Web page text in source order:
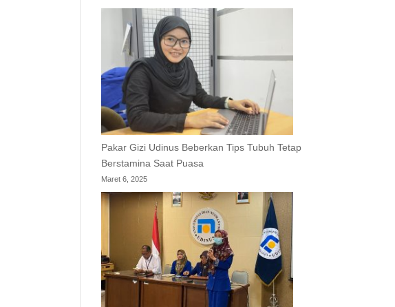
Pakar Gizi Udinus Beberkan Tips Tubuh Tetap
Berstamina Saat Puasa
Maret 6, 2025